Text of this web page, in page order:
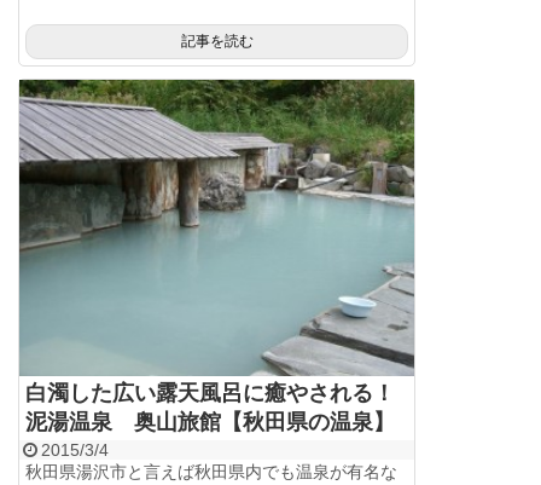
記事を読む
白濁した広い露天風呂に癒やされる！
泥湯温泉 奥山旅館【秋田県の温泉】
2015/3/4
秋田県湯沢市と言えば秋田県内でも温泉が有名な